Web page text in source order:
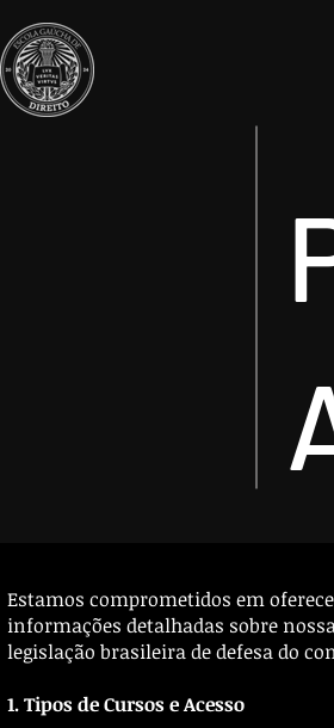
Estamos comprometidos em
informações detalhadas sobre
legislação brasileira de defesa do
1. Tipos de Cursos e Acesso